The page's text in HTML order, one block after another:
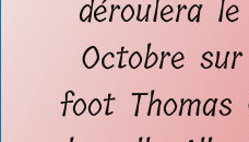
déroulera
Octobre
foot